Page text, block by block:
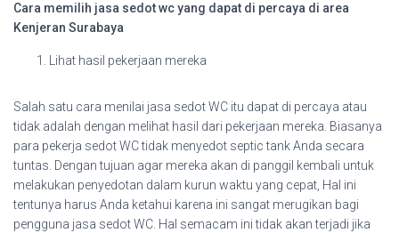
Cara memilih jasa sedot wc yang dapat di percaya di area
Kenjeran Surabaya
Lihat hasil pekerjaan mereka
Salah satu cara menilai jasa sedot WC itu dapat di percaya atau
tidak adalah dengan melihat hasil dari pekerjaan mereka. Biasanya
para pekerja sedot WC tidak menyedot septic tank Anda secara
tuntas. Dengan tujuan agar mereka akan di panggil kembali untuk
melakukan penyedotan dalam kurun waktu yang cepat, Hal ini
tentunya harus Anda ketahui karena ini sangat merugikan bagi
pengguna jasa sedot WC. Hal semacam ini tidak akan terjadi jika